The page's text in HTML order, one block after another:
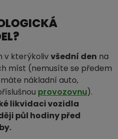
v kterýkolivvšední den na
míst (nemusíte se předem
nákladní auto,
provozovnu).
likvidaci vozidla
půl hodiny před